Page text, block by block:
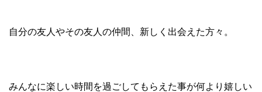
自分の友人やその友人の仲間、新しく出会えた方々。
みんなに楽しい時間を過ごしてもらえた事が何より嬉しい